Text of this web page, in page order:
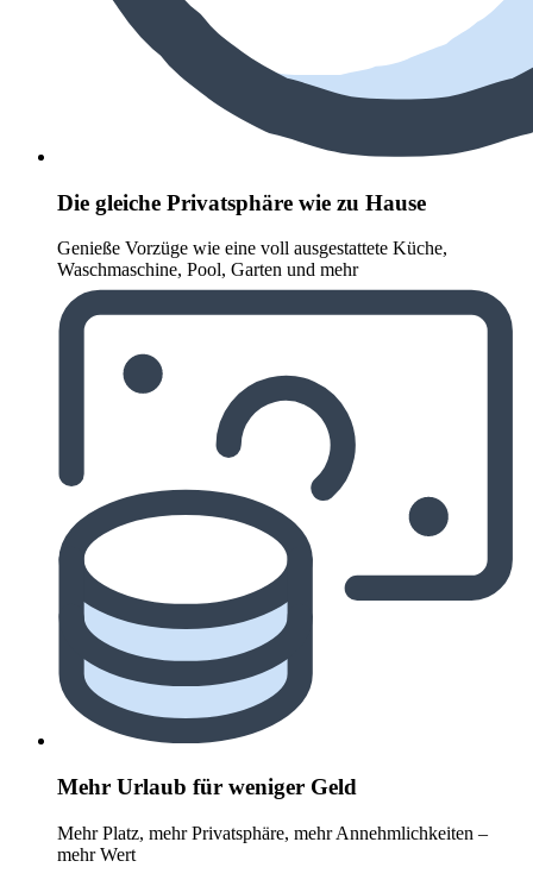
Die gleiche Privatsphäre wie zu Hause
Genieße Vorzüge wie eine voll ausgestattete Küche,
Waschmaschine, Pool, Garten und mehr
Mehr Urlaub für weniger Geld
Mehr Platz, mehr Privatsphäre, mehr Annehmlichkeiten –
mehr Wert